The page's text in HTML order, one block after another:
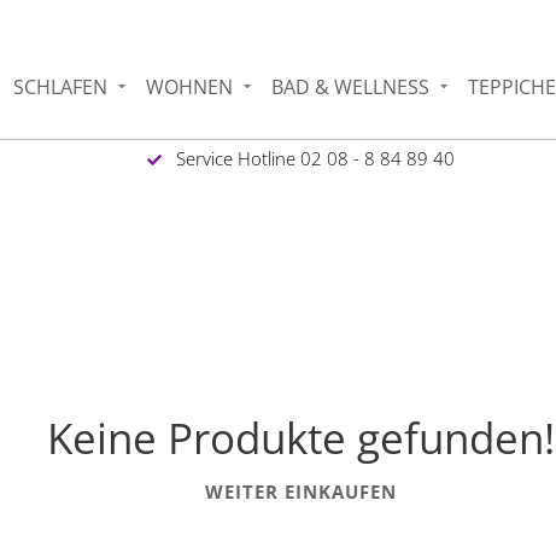
SCHLAFEN WOHNEN BAD & WELLNESS TEPPICHE
Service Hotline 02 08 - 8 84 89 40
Keine Produkte gefunden!
WEITER EINKAUFEN